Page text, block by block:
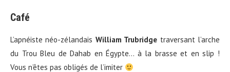
Café
L’apnéiste néo-zélandais William Trubridge traversant l’arche
du Trou Bleu de Dahab en Égypte… à la brasse et en slip !
Vous n’êtes pas obligés de l’imiter